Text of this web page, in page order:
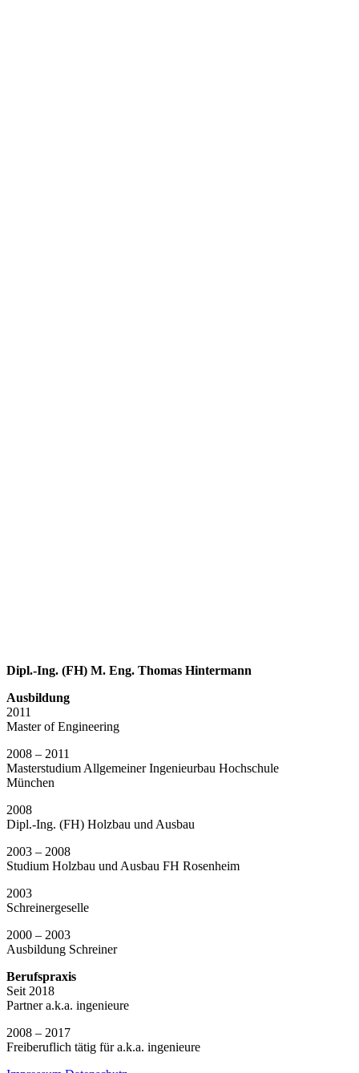
Dipl.-Ing. (FH) M. Eng. Thomas Hintermann
Ausbildung
2011
Master of Engineering
2008 – 2011
Masterstudium Allgemeiner Ingenieurbau Hochschule
München
2008
Dipl.-Ing. (FH) Holzbau und Ausbau
2003 – 2008
Studium Holzbau und Ausbau FH Rosenheim
2003
Schreinergeselle
2000 – 2003
Ausbildung Schreiner
Berufspraxis
Seit 2018
Partner a.k.a. ingenieure
2008 – 2017
Freiberuflich tätig für a.k.a. ingenieure